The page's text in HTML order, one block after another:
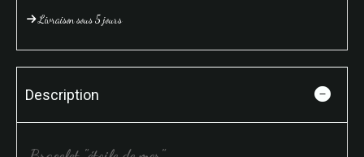
Livraison sous 5 jours
Description